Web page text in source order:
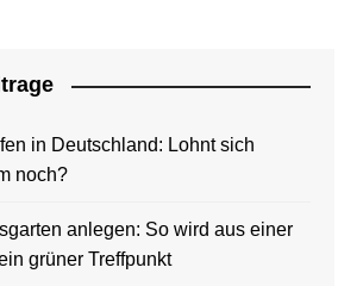
in Deutschland: Lohnt sich
noch?
anlegen: So wird aus einer
grüner Treffpunkt